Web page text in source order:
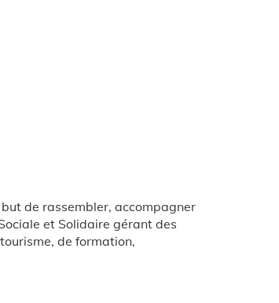
de rassembler, accompagner
et Solidaire gérant des
de formation,